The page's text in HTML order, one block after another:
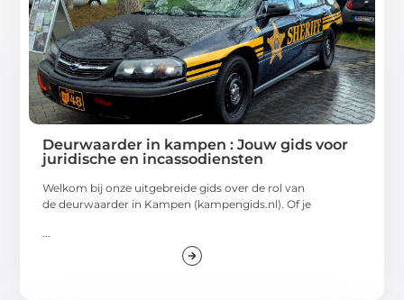
Deurwaarder in kampen : Jouw gids voor
juridische en incassodiensten
Welkom bij onze uitgebreide gids over de rol van
de deurwaarder in Kampen (kampengids.nl). Of je
...